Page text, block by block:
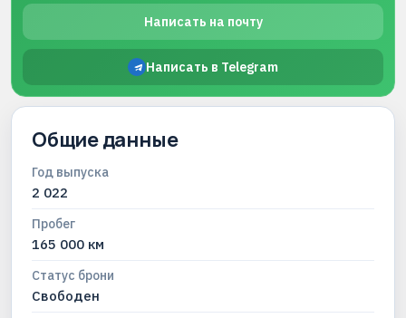
Написать на почту
Написать в Telegram
Общие данные
Год выпуска
2 022
Пробег
165 000 км
Статус брони
Свободен